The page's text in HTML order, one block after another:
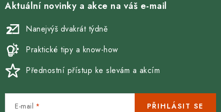
Aktuální novinky a akce na váš e-mail
Nanejvýš dvakrát týdně
Praktické tipy a know-how
Přednostní přístup ke slevám a akcím
E-mail PŘIHLÁSIT SE